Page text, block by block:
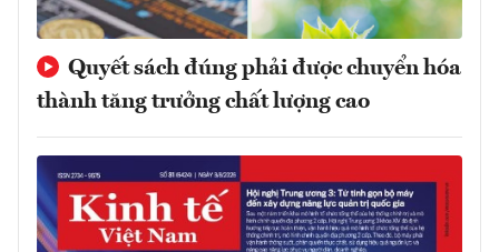
Quyết sách đúng phải được chuyển hóa
thành tăng trưởng chất lượng cao